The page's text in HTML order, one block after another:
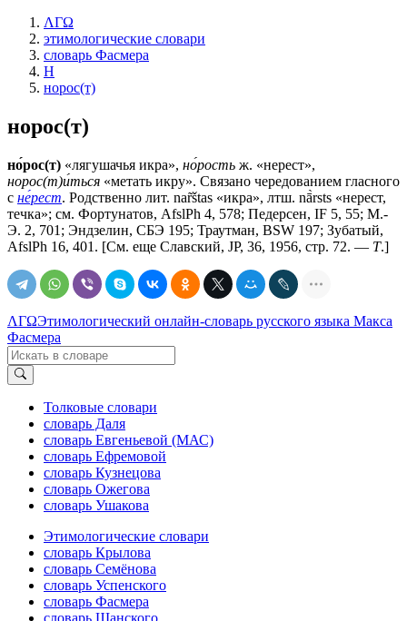
ΛΓΩ
этимологические словари
словарь Фасмера
Н
норос(т)
норос(т)
но́рос(т) «лягушачья икра», но́рость ж. «нерест»,
норос(т)и́ться «метать икру». Связано чередованием гласного
с не́рест. Родственно лит. nar̃štas «икра», лтш. nā̀rsts «нерест,
течка»; см. Фортунатов, AfslPh 4, 578; Педерсен, IF 5, 55; М.-
Э. 2, 701; Эндзелин, СБЭ 195; Траутман, ВSW 197; Зубатый,
AfslPh 16, 401. [См. еще Славский, JР, 36, 1956, стр. 72. — Т.]
ΛΓΩЭтимологический онлайн-словарь русского языка Макса
Фасмера
Толковые словари
словарь Даля
словарь Евгеньевой (МАС)
словарь Ефремовой
словарь Кузнецова
словарь Ожегова
словарь Ушакова
Этимологические словари
словарь Крылова
словарь Семёнова
словарь Успенского
словарь Фасмера